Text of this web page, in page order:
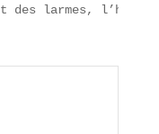
larmes,